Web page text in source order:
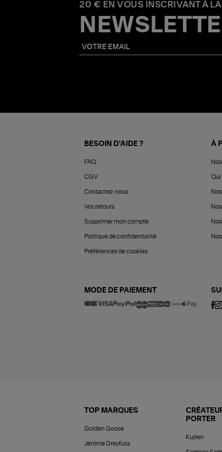
20 € EN VOUS INSCRIVANT À LA
BESOIN D'AIDE ?
FAQ
CGV
Contactez-nous
Vos retours
Supprimer mon compte
Politique de confidentialité
Préférences de cookies
À
Qui
MODE DE PAIEMENT
TOP MARQUES
Golden Goose
Jérôme Dreyfuss
PORTER
Kujten